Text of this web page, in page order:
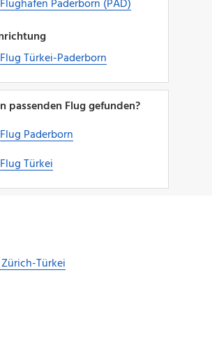
Flughafen Paderborn (PAD)
Flug Türkei-Paderborn
passenden Flug gefunden?
Flug Paderborn
Flug Türkei
Türkei